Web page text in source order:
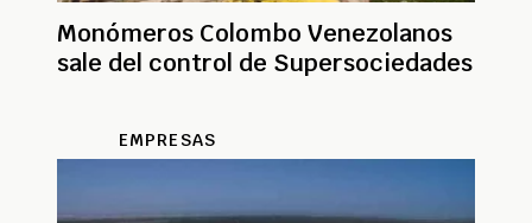
Monómeros Colombo Venezolanos
sale del control de Supersociedades
EMPRESAS